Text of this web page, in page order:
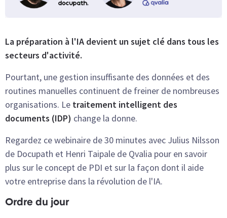
La préparation à l'IA devient un sujet clé dans tous les
secteurs d'activité.
Pourtant, une gestion insuffisante des données et des
routines manuelles continuent de freiner de nombreuses
organisations. Le traitement intelligent des
documents (IDP) change la donne.
Regardez ce webinaire de 30 minutes avec Julius Nilsson
de Docupath et Henri Taipale de Qvalia pour en savoir
plus sur le concept de PDI et sur la façon dont il aide
votre entreprise dans la révolution de l'IA.
Ordre du jour